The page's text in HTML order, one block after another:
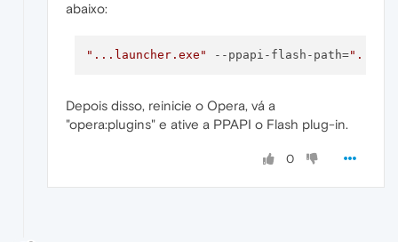
abaixo:
"...launcher.exe" --ppapi-flash-path=
Depois disso, reinicie o Opera, vá a
"opera:plugins" e ative a PPAPI o Flash plug-in.
0